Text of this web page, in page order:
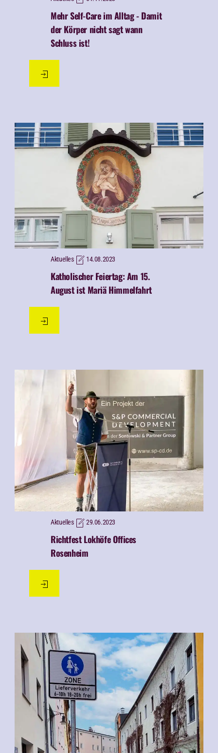
Mehr Self-Care im Alltag - Damit
der Körper nicht sagt wann
Schluss ist!
Aktuelles 14.08.2023
Katholischer Feiertag: Am 15.
August ist Mariä Himmelfahrt
Aktuelles 29.06.2023
Richtfest Lokhöfe Offices
Rosenheim